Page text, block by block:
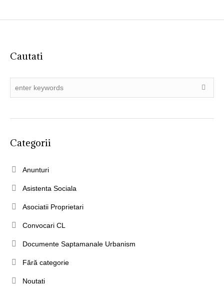
Cautati
Categorii
Anunturi
Asistenta Sociala
Asociatii Proprietari
Convocari CL
Documente Saptamanale Urbanism
Fără categorie
Noutati